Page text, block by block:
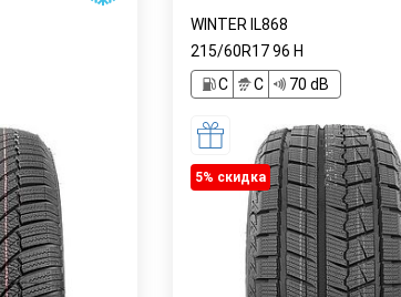
WINTER IL868
215/60R1796 H
C
C 70 dB
5% cкидка